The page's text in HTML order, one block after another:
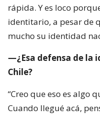
rápida. Y es loco
identitario, a pesar de
mucho su identidad
—¿Esa defensa de la
Chile?
“Creo que eso es algo
Cuando llegué acá,